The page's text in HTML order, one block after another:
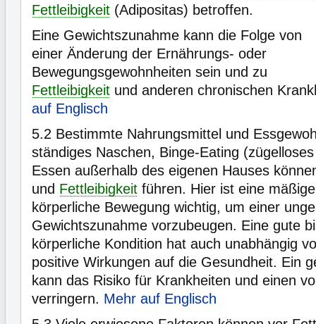
Fettleibigkeit (Adipositas) betroffen.
Eine Gewichtszunahme kann die Folge von
einer Änderung der Ernährungs- oder
Bewegungsgewohnheiten sein und zu
Fettleibigkeit und anderen chronischen
auf Englisch
5.2 Bestimmte Nahrungsmittel und
ständiges Naschen, Binge-Eating
Essen außerhalb des eigenen Hauses
und Fettleibigkeit führen. Hier ist eine
körperliche Bewegung wichtig, um einer
Gewichtszunahme vorzubeugen. Eine gute
körperliche Kondition hat auch unabhängig
positive Wirkungen auf die Gesundheit. Ein
kann das Risiko für Krankheiten und einen
verringern. Mehr auf Englisch